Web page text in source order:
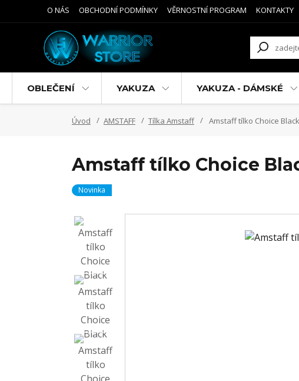
O NÁS OBCHODNÍ PODMÍNKY VĚRNOSTNÍ PROGRAM KONTAKTY
OBLEČENÍ YAKUZA YAKUZA - DÁMSKÉ
Úvod AMSTAFF Tílka Amstaff Amstaff tílko Choice Black
Amstaff tílko Choice
Novinka